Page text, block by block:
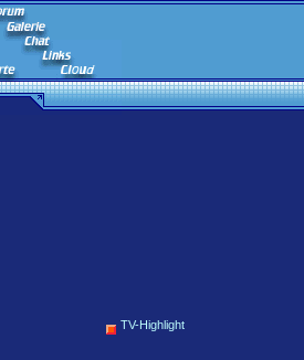
TV-Highlight